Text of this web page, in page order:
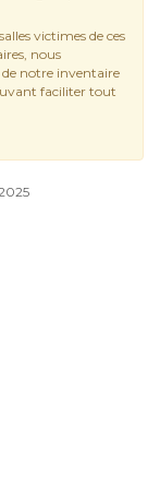
victimes de ces
nous
notre inventaire
faciliter tout